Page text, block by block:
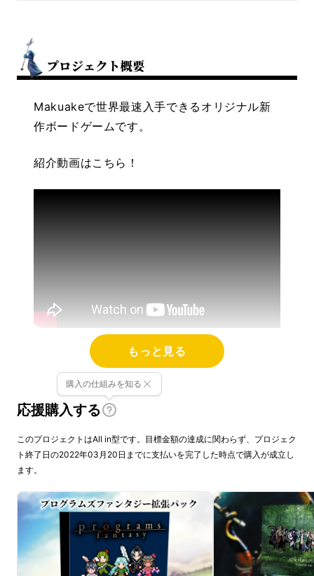
Makuakeで世界最速入手できるオリジナル新
作ボードゲームです。
紹介動画はこちら！
1〜4人で遊ぶ対戦&協力ゲームです。
ゲーム好きな大人や、これからプログラムを習
う子供が楽しめるように作りました。
プログラムにはたくさんの要素がありますが、
カードを並べるだけで、実行の流れや条件分岐
を組めます。
もっと見る
応援購入する
購入の仕組みを知る
このプロジェクトはAll in型です。目標金額の達成に関わらず、プロジェク
ト終了日の2022年03月20日までに支払いを完了した時点で購入が成立し
ます。